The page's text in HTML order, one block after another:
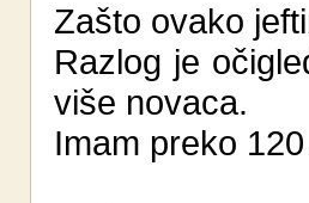
Zašto ovako
Razlog je
više novaca.
Imam preko